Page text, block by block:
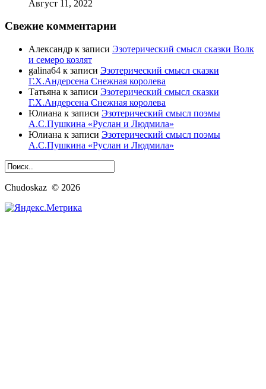
Август 11, 2022
Свежие комментарии
Александр к записи Эзотерический смысл сказки Волк
и семеро козлят
galina64 к записи Эзотерический смысл сказки
Г.Х.Андерсена Снежная королева
Татьяна к записи Эзотерический смысл сказки
Г.Х.Андерсена Снежная королева
Юлиана к записи Эзотерический смысл поэмы
А.С.Пушкина «Руслан и Людмила»
Юлиана к записи Эзотерический смысл поэмы
А.С.Пушкина «Руслан и Людмила»
Chudoskaz © 2026